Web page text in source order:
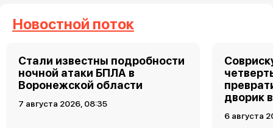
Новостной поток
Стали известны подробности
ночной атаки БПЛА в
Воронежской области
7 августа 2026, 08:35
дворик
6 августа